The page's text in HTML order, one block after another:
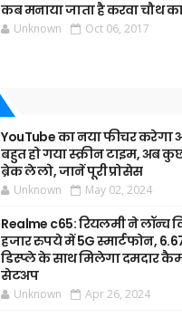
कब मनाया जाता है करवा चौथ का
Unknown Oct 06, 2017
YouTube का नया फीचर करेगा
बहुत हो गया स्क्रीन टाइम, अब
ब्रेक ले लो, जानें पूरी प्रोसेस
Unknown May 02, 2024
Realme c65: रियलमी ने लॉन्च
हजार रुपये में 5G स्मार्टफोन,
डिस्प्ले के साथ मिलेगा दमदार
सेटअप
Unknown Apr 26, 2024